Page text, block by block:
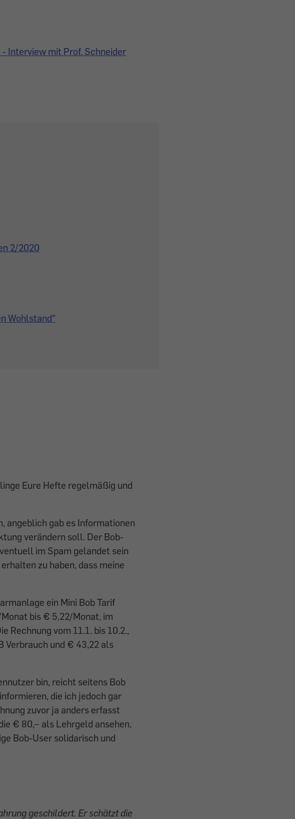
Interview mit Prof. Schneider
2/2020
Wohlstand"
Eure Hefte regelmäßig und
angeblich gab es Informationen
verändern soll. Der Bob-
im Spam gelandet sein
zu haben, dass meine
ein Mini Bob Tarif
bis € 5,22/Monat, im
Rechnung vom 11.1. bis 10.2.,
Verbrauch und € 43,22 als
bin, reicht seitens Bob
die ich jedoch gar
zuvor ja anders erfasst
€ 80,– als Lehrgeld ansehen,
Bob-User solidarisch und
geschildert. Er schätzt die